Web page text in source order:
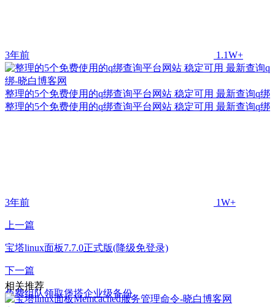
3年前 1.1W+
整理的5个免费使用的q绑查询平台网站 稳定可用 最新查询q绑
整理的5个免费使用的q绑查询平台网站 稳定可用 最新查询q绑
3年前 1W+
上一篇
宝塔linux面板7.7.0正式版(降级免登录)
下一篇
免费组队领取堡塔企业级备份
相关推荐